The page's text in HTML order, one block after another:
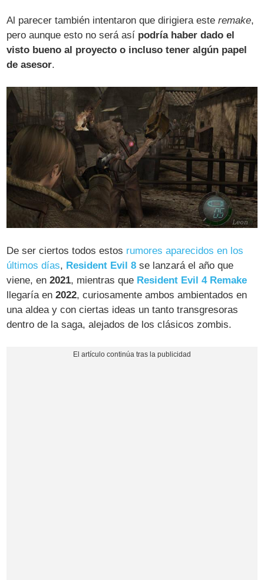
Al parecer también intentaron que dirigiera esteremake,
pero aunque esto no será así podría haber dado el
visto bueno al proyecto o incluso tener algún papel
de asesor.
De ser ciertos todos estos rumores aparecidos en los
últimos días, Resident Evil 8 se lanzará el año que
viene, en2021, mientras que Resident Evil 4 Remake
llegaría en2022, curiosamente ambos ambientados en
una aldea y con ciertas ideas un tanto transgresoras
dentro de la saga, alejados de los clásicos zombis.